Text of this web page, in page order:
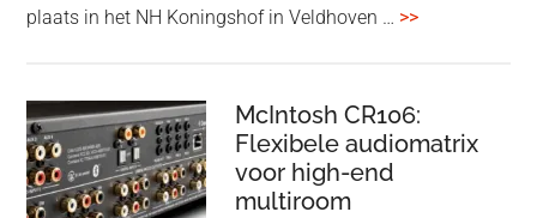
titanium
Adaptive
noise
cancelling
plaats in het NH Koningshof in Veldhoven … >>overDutch
–
4
McIntosh CR106:
Flexibele audiomatrix
voor high-end
multiroom